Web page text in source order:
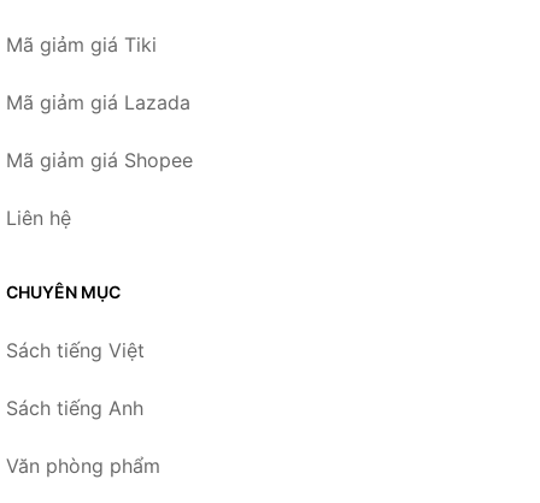
Mã giảm giá Tiki
Mã giảm giá Lazada
Mã giảm giá Shopee
Liên hệ
CHUYÊN MỤC
Sách tiếng Việt
Sách tiếng Anh
Văn phòng phẩm